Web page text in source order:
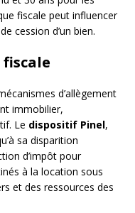
fiscale peut influencer
cession d’un bien.
d’allègement
immobilier,
Le dispositif Pinel,
sa disparition
d’impôt pour
à la location sous
et des ressources des